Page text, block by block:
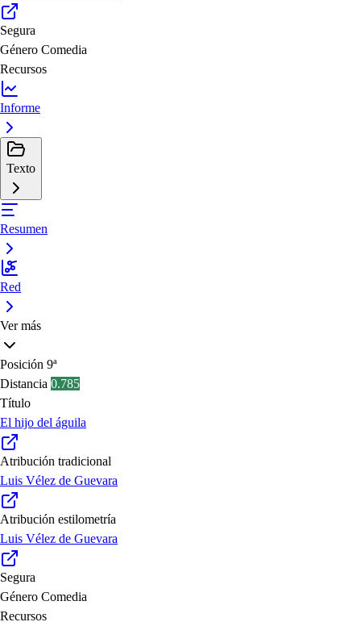
Segura
Género Comedia
Recursos
Informe
Texto
Resumen
Red
Ver más
Posición 9ª
Distancia 0.785
Título
El hijo del águila
Atribución tradicional
Luis Vélez de Guevara
Atribución estilometría
Luis Vélez de Guevara
Segura
Género Comedia
Recursos